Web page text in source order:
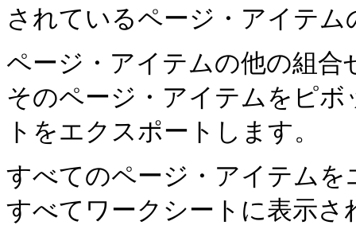
されているページ・アイテ
ページ・アイテムの他の組
そのページ・アイテムをピ
トをエクスポートします。
すべてのページ・アイテム
すべてワークシートに表示